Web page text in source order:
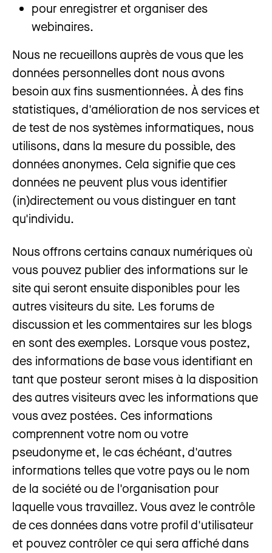
pour enregistrer et organiser des
webinaires.
Nous ne recueillons auprès de vous que les
données personnelles dont nous avons
besoin aux fins susmentionnées. À des fins
statistiques, d'amélioration de nos services et
de test de nos systèmes informatiques, nous
utilisons, dans la mesure du possible, des
données anonymes. Cela signifie que ces
données ne peuvent plus vous identifier
(in)directement ou vous distinguer en tant
qu'individu.
Nous offrons certains canaux numériques où
vous pouvez publier des informations sur le
site qui seront ensuite disponibles pour les
autres visiteurs du site. Les forums de
discussion et les commentaires sur les blogs
en sont des exemples. Lorsque vous postez,
des informations de base vous identifiant en
tant que posteur seront mises à la disposition
des autres visiteurs avec les informations que
vous avez postées. Ces informations
comprennent votre nom ou votre
pseudonyme et, le cas échéant, d'autres
informations telles que votre pays ou le nom
de la société ou de l'organisation pour
laquelle vous travaillez. Vous avez le contrôle
de ces données dans votre profil d'utilisateur
et pouvez contrôler ce qui sera affiché dans